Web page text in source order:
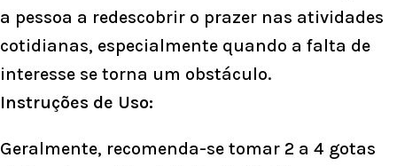
a pessoa a redescobrir o prazer nas atividades
cotidianas, especialmente quando a falta de
interesse se torna um obstáculo.
Instruções de Uso:
Geralmente, recomenda-se tomar 2 a 4 gotas